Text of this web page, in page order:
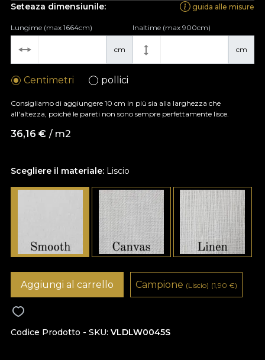
Scegliere il materiale: Liscio
Seteaza dimensiunile: guida alle misure
cm
Lungime (max 1664cm)
cm
Inaltime (max 900cm)
Centimetri pollici
Consigliamo di aggiungere 10 cm in più sia alla larghezza che
all'altezza, poiché le pareti non sono sempre perfettamente lisce.
36,16 € / m2
Codice Prodotto - SKU VLDLW0045S
Aggiungi al carrello Campione (Liscio) (1,90 €)